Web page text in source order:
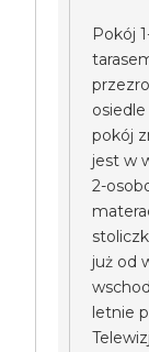
Pokój
pokój
jest w
2-
już od
letnie